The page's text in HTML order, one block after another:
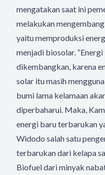
mengatakan saat ini
melakukan
yaitu memproduksi
menjadi biosolar.
dikembangkan, karena
solar itu masih
bumi lama kelamaan
diperbaharui. Maka,
energi baru terbarukan
Widodo salah satu
terbarukan dari kelapa
Biofuel dari minyak